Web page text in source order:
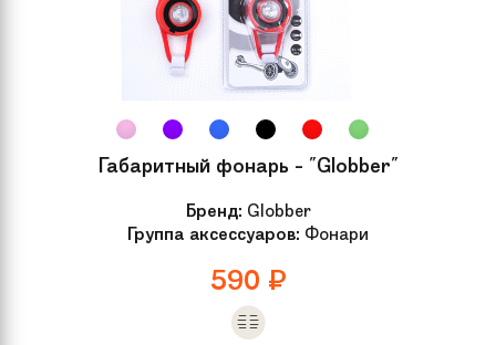
Габаритный фонарь - "Globber"
Бренд: Globber
Группа аксессуаров: Фонари
590 ₽